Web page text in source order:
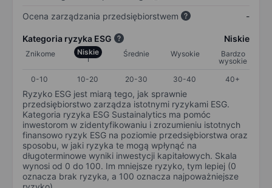
Ocena zarządzania przedsiębiorstwem
-
Kategoria ryzyka ESG Niskie
Znikome Niskie Średnie Wysokie
Bardzo
wysokie
0-10
10-20 20-30 30-40 40+
Ryzyko ESG jest miarą tego, jak sprawnie
przedsiębiorstwo zarządza istotnymi ryzykami ESG.
Kategoria ryzyka ESG Sustainalytics ma pomóc
inwestorom w zidentyfikowaniu i zrozumieniu istotnych
finansowo ryzyk ESG na poziomie przedsiębiorstwa oraz
sposobu, w jaki ryzyka te mogą wpłynąć na
długoterminowe wyniki inwestycji kapitałowych. Skala
wynosi od 0 do 100. Im mniejsze ryzyko, tym lepiej (0
oznacza brak ryzyka, a 100 oznacza najpoważniejsze